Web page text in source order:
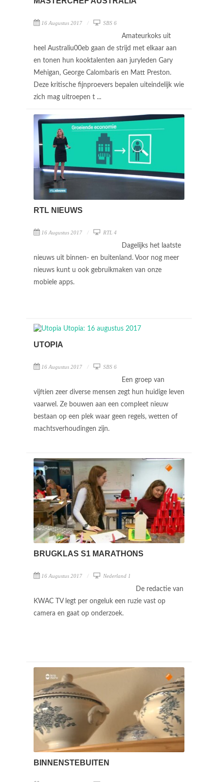
16 Augustus 2017 SBS 6
Amateurkoks uit
heel Australiu00eb gaan de strijd met elkaar aan
en tonen hun kooktalenten aan juryleden Gary
Mehigan, George Calombaris en Matt Preston.
Deze kritische fijnproevers bepalen uiteindelijk wie
zich mag uitroepen t ...
RTL NIEUWS
16 Augustus 2017 RTL 4
Dagelijks het laatste
nieuws uit binnen- en buitenland. Voor nog meer
nieuws kunt u ook gebruikmaken van onze
mobiele apps.
UTOPIA
16 Augustus 2017 SBS 6
Een groep van
vijftien zeer diverse mensen zegt hun huidige leven
vaarwel. Ze bouwen aan een compleet nieuw
bestaan op een plek waar geen regels, wetten of
machtsverhoudingen zijn.
BRUGKLAS S1 MARATHONS
16 Augustus 2017 Nederland 1
De redactie van
KWAC TV legt per ongeluk een ruzie vast op
camera en gaat op onderzoek.
BINNENSTEBUITEN